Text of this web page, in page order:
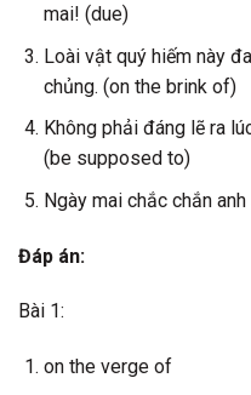
mai! (due)
Loài vật quý hiếm này
chủng. (on the brink of)
Không phải đáng lẽ ra
(be supposed to)
Ngày mai chắc chắn
Đáp án:
Bài 1:
on the verge of